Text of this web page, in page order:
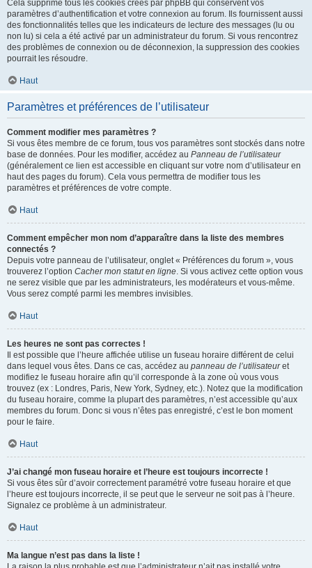
Cela supprime tous les cookies créés par phpBB qui conservent vos
paramètres d’authentification et votre connexion au forum. Ils fournissent aussi
des fonctionnalités telles que les indicateurs de lecture des messages (lu ou
non lu) si cela a été activé par un administrateur du forum. Si vous rencontrez
des problèmes de connexion ou de déconnexion, la suppression des cookies
pourrait les résoudre.
Haut
Paramètres et préférences de l’utilisateur
Comment modifier mes paramètres ?
Si vous êtes membre de ce forum, tous vos paramètres sont stockés dans notre
base de données. Pour les modifier, accédez au Panneau de l’utilisateur
(généralement ce lien est accessible en cliquant sur votre nom d’utilisateur en
haut des pages du forum). Cela vous permettra de modifier tous les
paramètres et préférences de votre compte.
Haut
Comment empêcher mon nom d’apparaître dans la liste des membres
connectés ?
Depuis votre panneau de l’utilisateur, onglet « Préférences du forum », vous
trouverez l’option Cacher mon statut en ligne. Si vous activez cette option vous
ne serez visible que par les administrateurs, les modérateurs et vous-même.
Vous serez compté parmi les membres invisibles.
Haut
Les heures ne sont pas correctes !
Il est possible que l’heure affichée utilise un fuseau horaire différent de celui
dans lequel vous êtes. Dans ce cas, accédez au panneau de l’utilisateuret
modifiez le fuseau horaire afin qu’il corresponde à la zone où vous vous
trouvez (ex : Londres, Paris, New York, Sydney, etc.). Notez que la modification
du fuseau horaire, comme la plupart des paramètres, n’est accessible qu’aux
membres du forum. Donc si vous n’êtes pas enregistré, c’est le bon moment
pour le faire.
Haut
J’ai changé mon fuseau horaire et l’heure est toujours incorrecte !
Si vous êtes sûr d’avoir correctement paramétré votre fuseau horaire et que
l’heure est toujours incorrecte, il se peut que le serveur ne soit pas à l’heure.
Signalez ce problème à un administrateur.
Haut
Ma langue n’est pas dans la liste !